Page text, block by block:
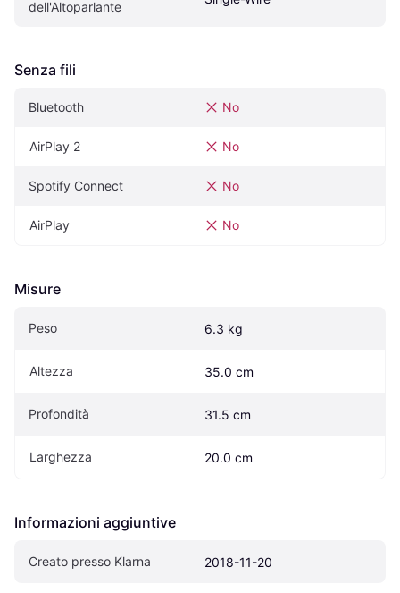
dell'Altoparlante
Senza fili
Bluetooth No
AirPlay 2 No
Spotify Connect No
AirPlay No
Misure
Peso 6.3 kg
Altezza 35.0 cm
Profondità 31.5 cm
Larghezza 20.0 cm
Informazioni aggiuntive
Creato presso Klarna 2018-11-20